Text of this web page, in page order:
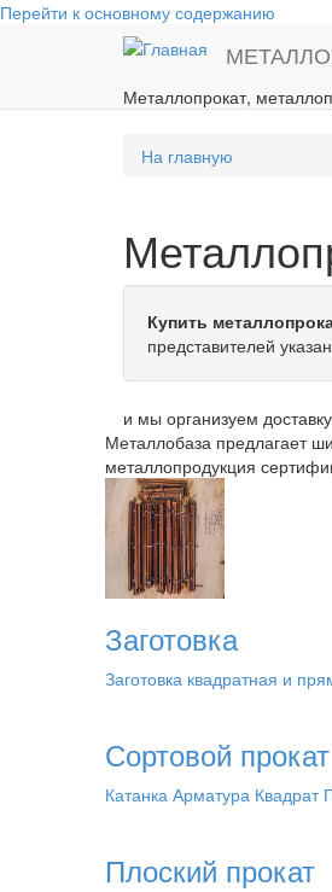
Перейти к основному содержанию
Металлопрокат,
На главную
Купить
представителей
и мы организуем
Металлобаза предлагает
металлопродукция
Заготовка
Заготовка квадратная и
Сортовой прокат
Катанка Арматура Квадрат
Плоский прокат